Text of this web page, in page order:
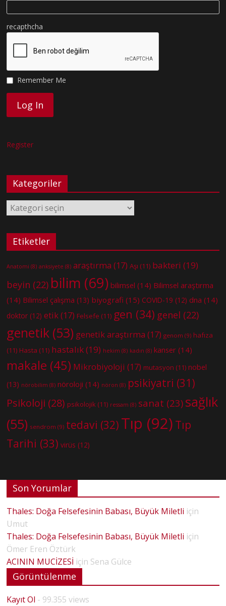
recapthcha
Remember Me
Register
Kategoriler
Kategoriler
Etiketler
Anatomi (8) anksiyete (8) araştırma (17) Aşı (11) bakteri (19)
beyin (22) bilim (69) bilimsel (14) Bilimsel araştırma
(14) Bilimsel çalışma (13) biyografi (15) COVID-19 (12) dna (14)
doktor (12) etik(17) Felsefe (11) gen (34) genel (22)
genetik (53) genetik araştırma (17) genom (9) hafıza
(11) Hasta (11) hastalık(19) hekim (8) kadın (8) kanser (14)
makale (45) Mikrobiyoloji (17) mutasyon (11) nobel
(13) nörobilim (8) nöroloji (14) nöron (8) psikiyatri (31)
Psikoloji (28) psikolojik (11) ressam (8) sanat (23) sağlık
(55) sendrom (9) tedavi (32) Tıp (92) Tıp
Tarihi (33) virüs (12)
Son Yorumlar
Thales: Doğa Felsefesinin Babası, Büyük Miletli için
Umut
Thales: Doğa Felsefesinin Babası, Büyük Miletli için
Ömer Eren Öztürk
ACININ MUCİZESİ için Sena Gülce
Görüntülenme
Kayıt Ol - 99.355 views